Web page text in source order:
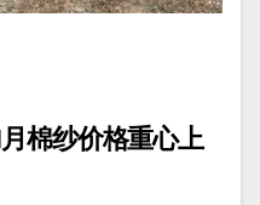
棉纱价格重心上